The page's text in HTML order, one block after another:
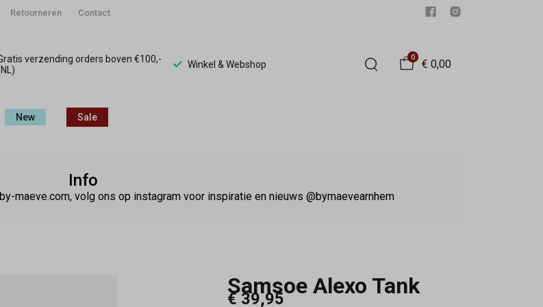
Retourneren Contact
verzending orders boven €100,-
Winkel & Webshop
0
€ 0,00
New Sale
Info
maeve.com, volg ons op instagram voor inspiratie en nieuws @bymaevearnhem
Samsoe Alexo Tank
€ 39,95